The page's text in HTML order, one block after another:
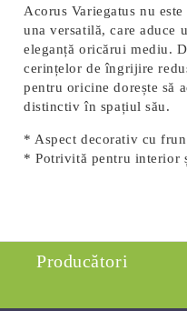
Acorus Variegatus nu
una versatilă, care aduce
eleganță oricărui mediu.
cerințelor de îngrijire
pentru oricine dorește să
distinctiv în spațiul său.
* Aspect decorativ cu
* Potrivită pentru interior
Producători